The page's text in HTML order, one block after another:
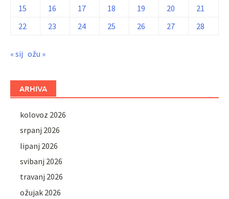
15
16 17 18 19 20
21
22
23 24 25 26 27 28
« sij ožu »
ARHIVA
kolovoz 2026
srpanj 2026
lipanj 2026
svibanj 2026
travanj 2026
ožujak 2026